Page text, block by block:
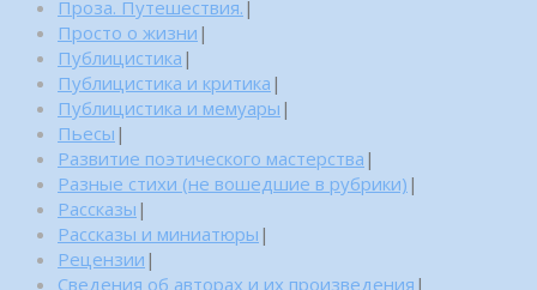
Проза. Путешествия. |
Просто о жизни |
Публицистика |
Публицистика и критика |
Публицистика и мемуары |
Пьесы |
Развитие поэтического мастерства |
Разные стихи (не вошедшие в рубрики) |
Рассказы |
Рассказы и миниатюры |
Рецензии |
Сведения об авторах и их произведения |